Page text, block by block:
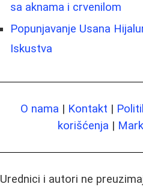
sa aknama i crvenilom
Popunjavanje Usana
Iskustva
O nama | Kontakt |
korišćenja |
Urednici i autori ne